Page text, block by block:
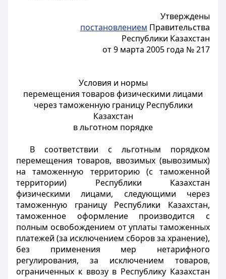
Утверждены
постановлением Правительства
Республики Казахстан
от 9 марта 2005 года № 217
Условия и нормы
перемещения товаров физическими лицами
через таможенную границу Республики
Казахстан
в льготном порядке
В соответствии с льготным порядком
перемещения товаров, ввозимых (вывозимых)
на таможенную территорию (с таможенной
территории) Республики Казахстан
физическими лицами, следующими через
таможенную границу Республики Казахстан,
таможенное оформление производится с
полным освобождением от уплаты таможенных
платежей (за исключением сборов за хранение),
без применения мер нетарифного
регулирования, за исключением товаров,
ограниченных к ввозу в Республику Казахстан